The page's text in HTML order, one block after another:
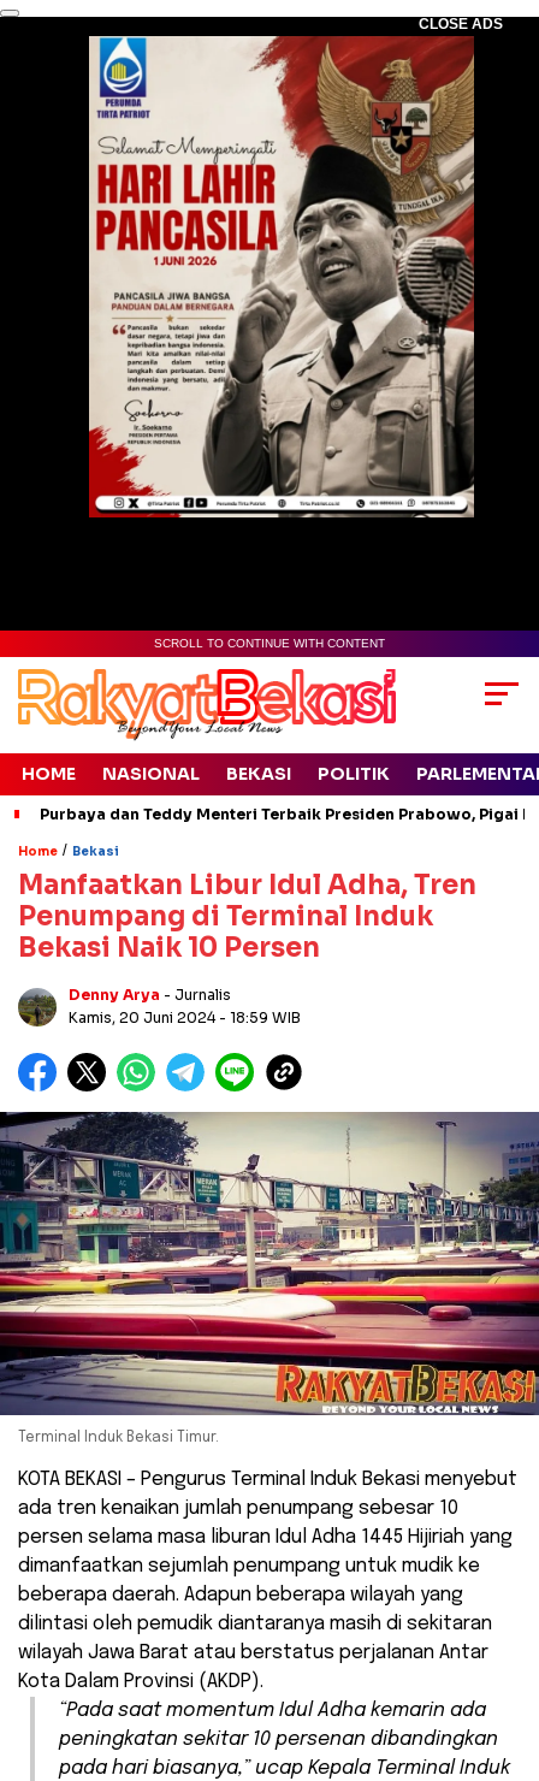
CLOSE ADS
SCROLL TO CONTINUE WITH CONTENT
HOME NASIONAL BEKASI POLITIK
Purbaya dan Teddy Menteri Terbaik Presiden Prabowo, Pigai
Home / Bekasi
Manfaatkan Libur Idul Adha, Tren
Penumpang di Terminal Induk
Bekasi Naik 10 Persen
Denny Arya - Jurnalis
Kamis, 20 Juni 2024 - 18:59 WIB
Terminal Induk Bekasi Timur.
KOTA BEKASI – Pengurus Terminal Induk Bekasi menyebut
ada tren kenaikan jumlah penumpang sebesar 10
persen selama masa liburan Idul Adha 1445 Hijiriah yang
dimanfaatkan sejumlah penumpang untuk mudik ke
beberapa daerah. Adapun beberapa wilayah yang
dilintasi oleh pemudik diantaranya masih di sekitaran
wilayah Jawa Barat atau berstatus perjalanan Antar
Kota Dalam Provinsi (AKDP).
“Pada saat momentum Idul Adha kemarin ada
peningkatan sekitar 10 persenan dibandingkan
pada hari biasanya,” ucap Kepala Terminal Induk